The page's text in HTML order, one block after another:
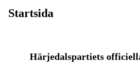
Startsida
Härjedalspartiets